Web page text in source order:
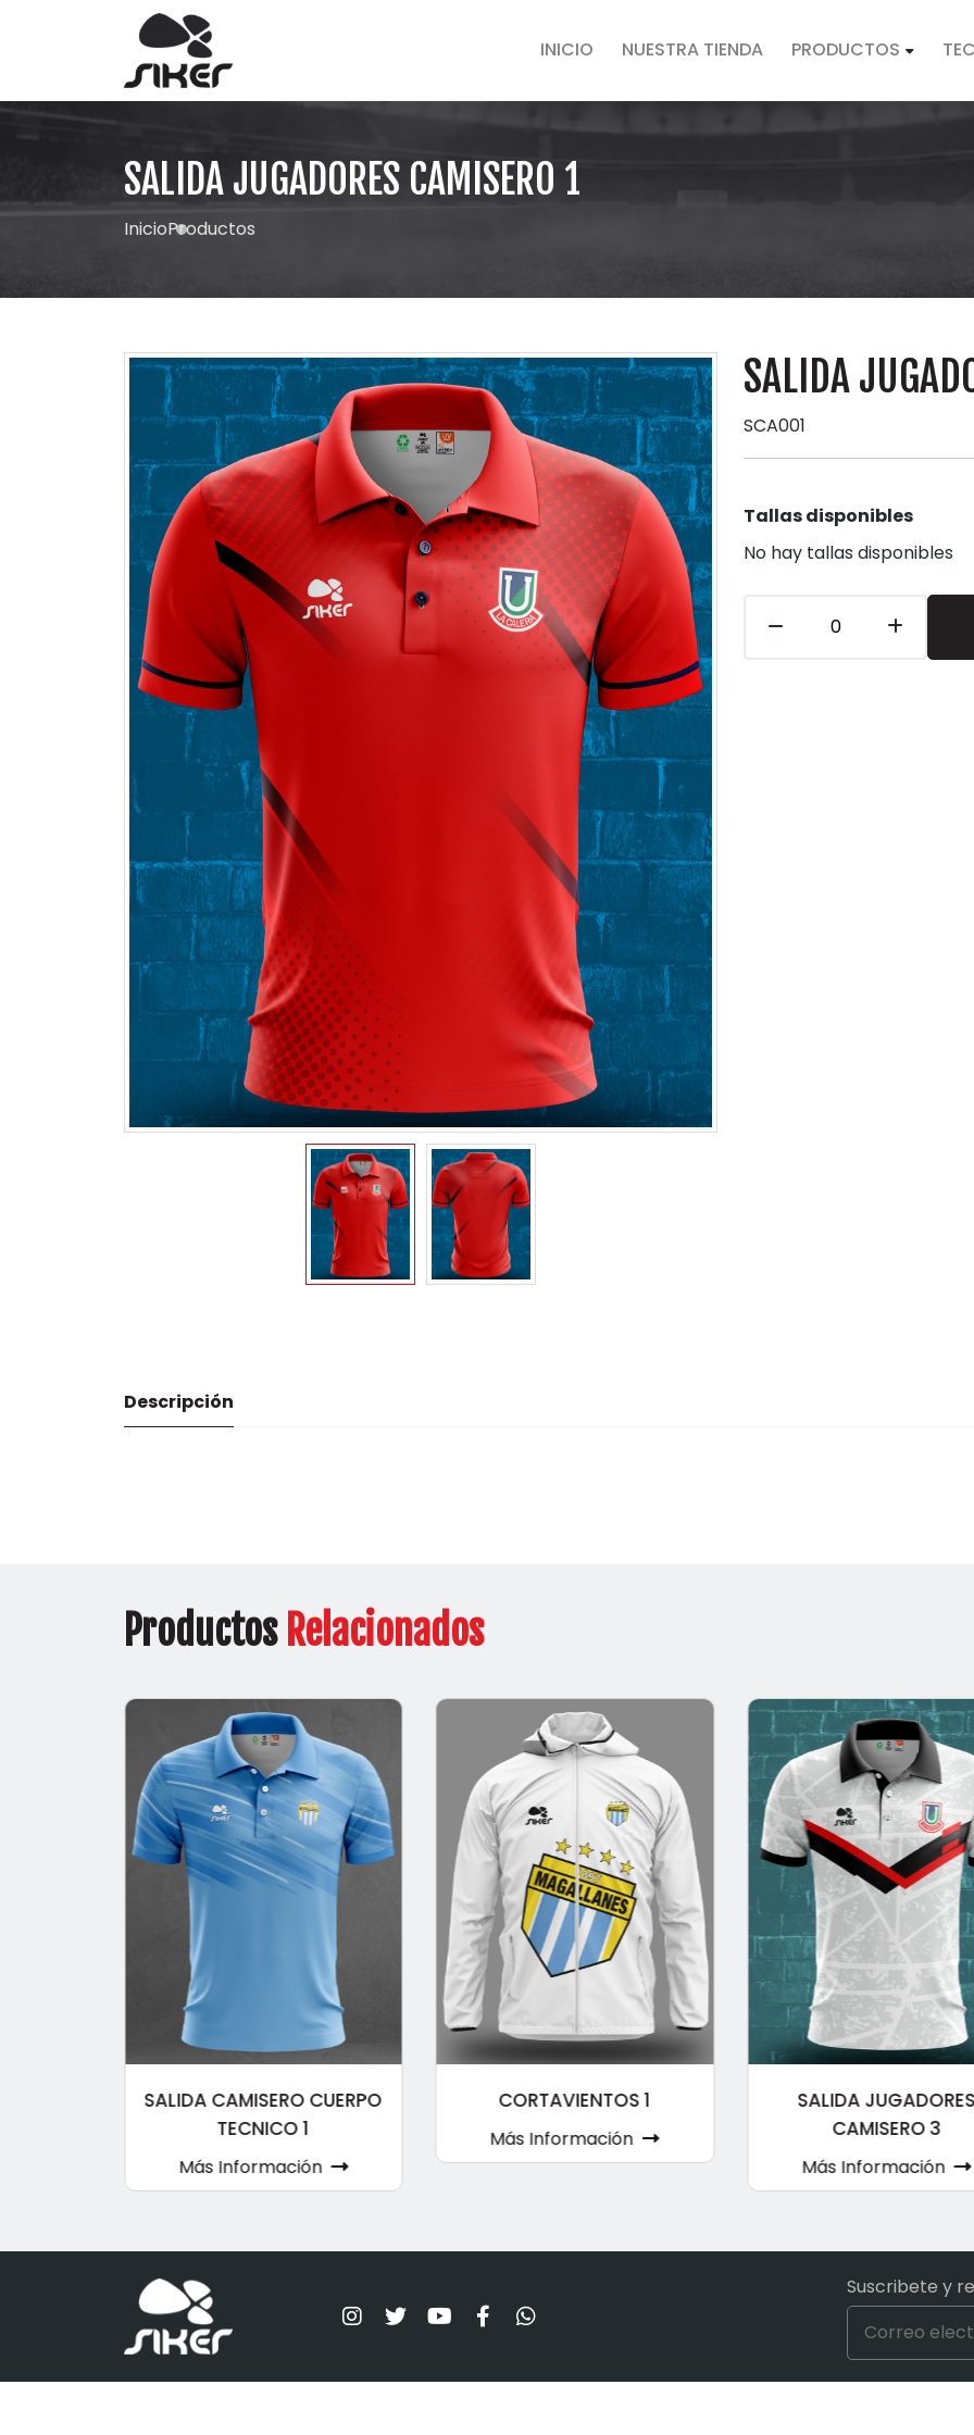
INICIO NUESTRA TIENDA PRODUCTOS
SALIDA JUGADORES CAMISERO 1
InicioProductos
SALIDA
SCA001
Tallas disponibles
No hay tallas disponibles
Descripción
Productos Relacionados
SALIDA CAMISERO CUERPO
TECNICO 1
Más Información
CORTAVIENTOS 1
Más Información
SALIDA JUGADORES
CAMISERO 3
Más Información
Suscribete y